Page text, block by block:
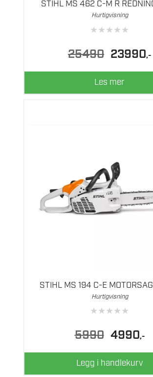
STIHL MS 462 C-M R
Hurtigvisning
★★★★★
25490
Opprinnelig
pris
var:
25490.
23990,-
Les mer
STIHL MS 194 C-E
Hurtigvisning
★★★★★
5990
Opprinnelig
pris
var:
5990.
4990pris
er:
,-
Legg i handlekurv